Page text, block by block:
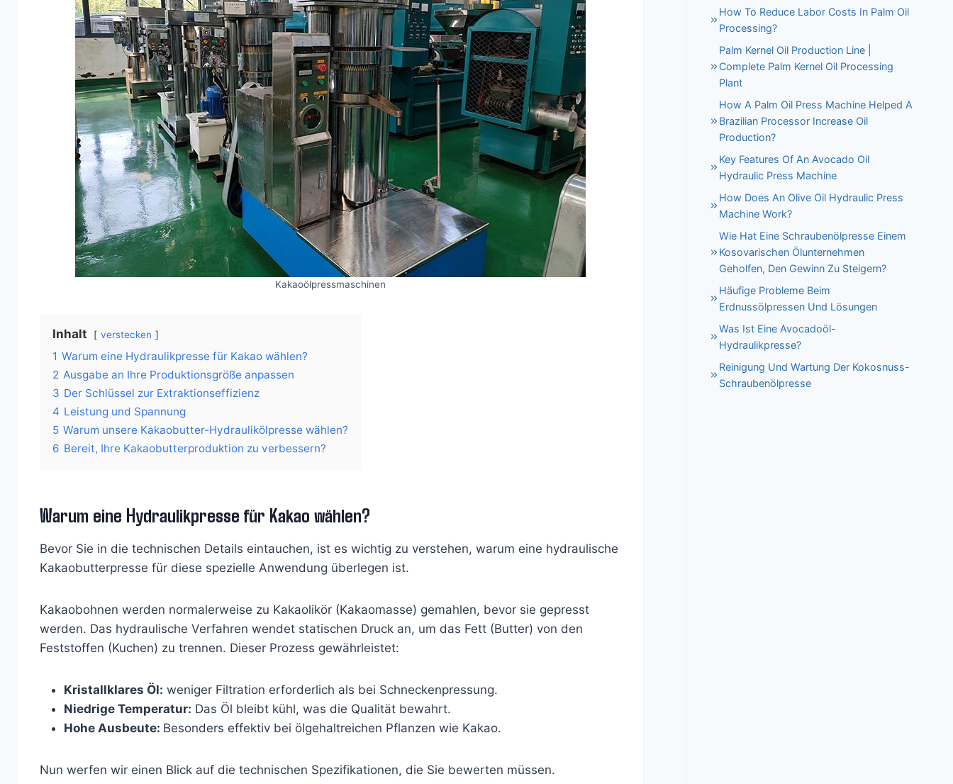
Kakaoölpressmaschinen
Inhalt verstecken
1 Warum eine Hydraulikpresse für Kakao wählen?
2 Ausgabe an Ihre Produktionsgröße anpassen
3 Der Schlüssel zur Extraktionseffizienz
4 Leistung und Spannung
5 Warum unsere Kakaobutter-Hydraulikölpresse wählen?
6 Bereit, Ihre Kakaobutterproduktion zu verbessern?
Warum eine Hydraulikpresse für Kakao wählen?
Bevor Sie in die technischen Details eintauchen, ist es wichtig zu verstehen, warum eine hydraulische
Kakaobutterpresse für diese spezielle Anwendung überlegen ist.
Kakaobohnen werden normalerweise zu Kakaolikör (Kakaomasse) gemahlen, bevor sie gepresst
werden. Das hydraulische Verfahren wendet statischen Druck an, um das Fett (Butter) von den
Feststoffen (Kuchen) zu trennen. Dieser Prozess gewährleistet:
Kristallklares Öl: weniger Filtration erforderlich als bei Schneckenpressung.
Niedrige Temperatur: Das Öl bleibt kühl, was die Qualität bewahrt.
Hohe Ausbeute: Besonders effektiv bei ölgehaltreichen Pflanzen wie Kakao.
Nun werfen wir einen Blick auf die technischen Spezifikationen, die Sie bewerten müssen.
How To Reduce Labor Costs In Palm Oil
Processing?
Palm Kernel Oil Production Line |
Complete Palm Kernel Oil Processing
Plant
How A Palm Oil Press Machine Helped A
Brazilian Processor Increase Oil
Production?
Key Features Of An Avocado Oil
Hydraulic Press Machine
How Does An Olive Oil Hydraulic Press
Machine Work?
Wie Hat Eine Schraubenölpresse Einem
Kosovarischen Ölunternehmen
Geholfen, Den Gewinn Zu Steigern?
Häufige Probleme Beim
Erdnussölpressen Und Lösungen
Was Ist Eine Avocadoöl-
Hydraulikpresse?
Reinigung Und Wartung Der Kokosnuss-
Schraubenölpresse